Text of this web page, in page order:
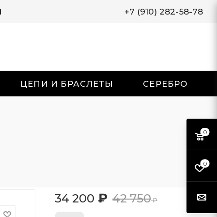
+7 (910) 282-58-78
ЦЕПИ И БРАСЛЕТЫ СЕРЕБРО
34 200 ₽ 42 750₽
0
0